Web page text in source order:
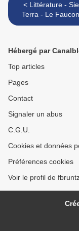
< Littérature - Siege of
Terra - Le
Hébergé par
Top articles
Pages
Contact
Signaler un abus
C.G.U.
Cookies et données
Préférences cookies
Voir le profil de